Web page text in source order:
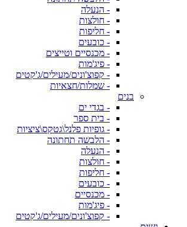
- הנעלה
- חולצות
- חליפות
- כובעים
- מכנסיים וטייצים
- פיג'מות
- קפוצ'ונים/מעילים/ג'קטים
- שמלות/חצאיות
בנים
- בגדי ים
- בית ספר
- גופיות פלנל\גטקס\ציציות
- הלבשה תחתונה
- הנעלה
- חולצות
- חליפות
- כובעים
- מכנסיים
- פיג'מות
- קפוצ'ונים/מעילים/ג'קטים